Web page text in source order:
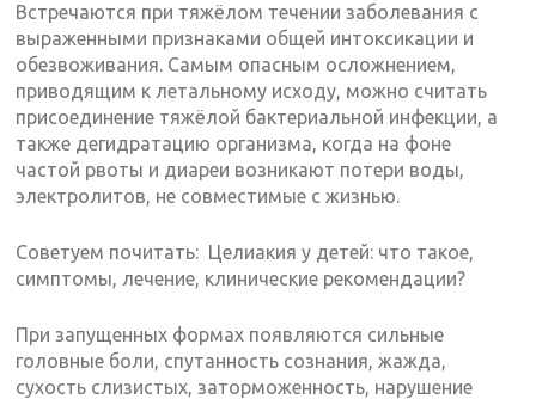
Встречаются при тяжёлом течении заболевания с
выраженными признаками общей интоксикации и
обезвоживания. Самым опасным осложнением,
приводящим к летальному исходу, можно считать
присоединение тяжёлой бактериальной инфекции, а
также дегидратацию организма, когда на фоне
частой рвоты и диареи возникают потери воды,
электролитов, не совместимые с жизнью.
Советуем почитать: Целиакия у детей: что такое,
симптомы, лечение, клинические рекомендации?
При запущенных формах появляются сильные
головные боли, спутанность сознания, жажда,
сухость слизистых, заторможенность, нарушение